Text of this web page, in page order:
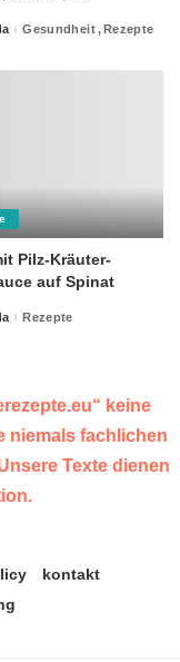
Gesundheit Rezepte
Pilz-Kräuter-
auf Spinat
Rezepte
keine
niemals fachlichen
Texte dienen
kontakt